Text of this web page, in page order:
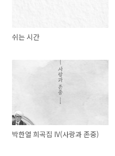
쉬는 시간
박한열 희곡집 IV(사랑과 존중)